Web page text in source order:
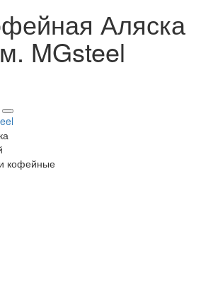
Аляска
MGsteel
кофейные